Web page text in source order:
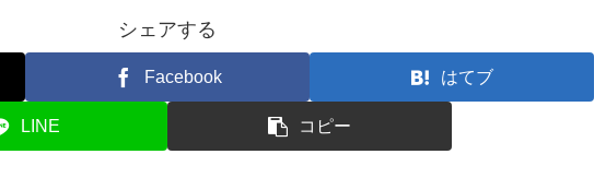
シェアする
Facebook はてブ
LINE コピー